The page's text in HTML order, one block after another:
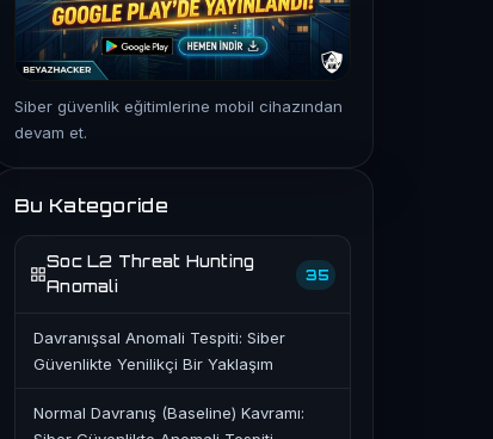
Siber güvenlik eğitimlerine mobil cihazından
devam et.
Bu Kategoride
Soc L2 Threat Hunting
Anomali
35
Davranışsal Anomali Tespiti: Siber
Güvenlikte Yenilikçi Bir Yaklaşım
Normal Davranış (Baseline) Kavramı: